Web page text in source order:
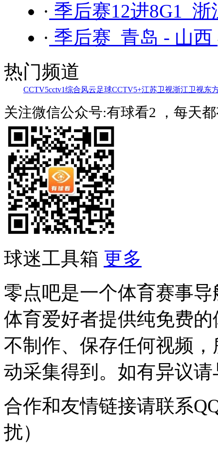
· 季后赛12进8G1
· 季后赛 青岛 - 山西
热门频道
CCTV5cctv1综合风云足球CCTV5+江苏卫视浙江卫视东
关注微信公众号:有球看2 ，每天
球迷工具箱 更多
零点吧是一个体育赛事
体育爱好者提供纯免费
不制作、保存任何视频
动采集得到。如有异议
合作和友情链接请联系
扰）